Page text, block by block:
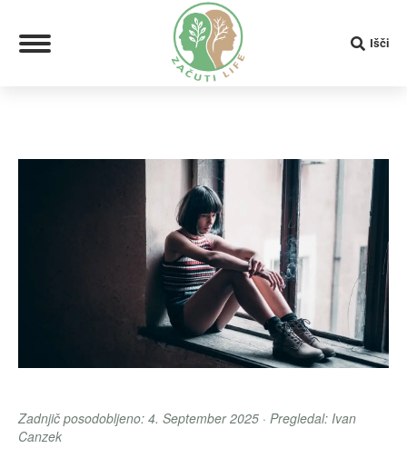
Search:
Išči
Zadnjič posodobljeno: 4. September 2025 · Pregledal: Ivan
Canzek